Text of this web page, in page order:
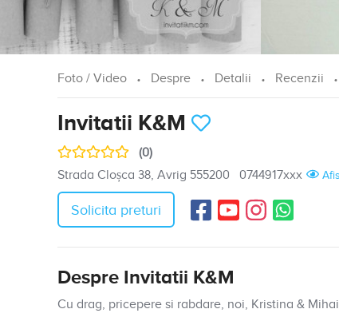
Foto / Video Despre Detalii Recenzii
Invitatii K&M
(0)
Strada Cloșca 38, Avrig 555200
0744917xxx
Solicita preturi
Despre Invitatii K&M
Cu drag, pricepere si rabdare, noi, Kristina &